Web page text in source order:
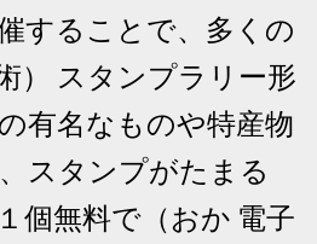
することで、多くの
） スタンプラリー形
有名なものや特産物
スタンプがたまる
個無料で（おか 電子